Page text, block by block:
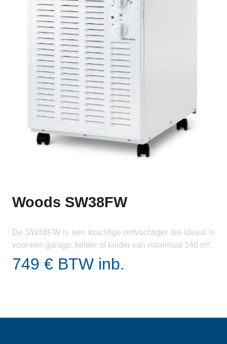
Woods SW38FW
De SW38FW is een krachtige ontvochtiger die ideaal is
voor een garage, kelder of kelder van maximaal 140 m².
749 € BTW inb.